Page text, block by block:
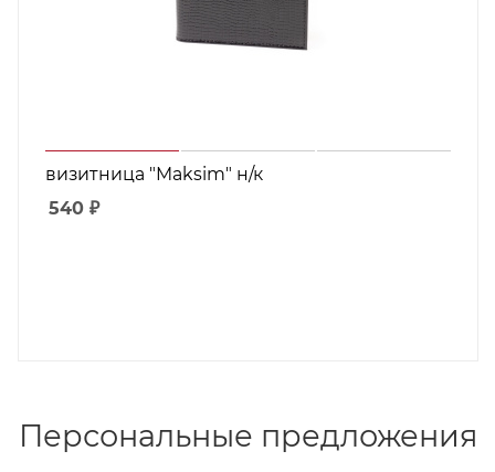
визитница "Maksim" н/к
540 ₽
Персональные предложения